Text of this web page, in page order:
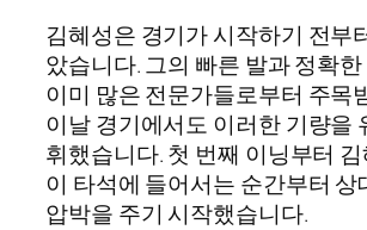
김혜성은 경기가 시작하기 전부
았습니다. 그의 빠른 발과 정확
이미 많은 전문가들로부터 주목
이날 경기에서도 이러한 기량을
휘했습니다. 첫 번째 이닝부터
이 타석에 들어서는 순간부터 상
압박을 주기 시작했습니다.